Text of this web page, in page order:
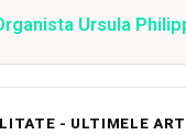
Ursula
- ULTIMELE